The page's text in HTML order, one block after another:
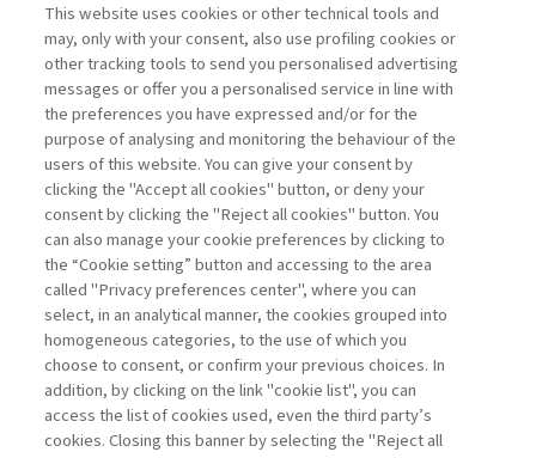
Sampietro Marco
Project
Management -
III edizione
ARCHIVIO
This website uses cookies or other technical tools and
may, only with your consent, also use profiling cookies or
other tracking tools to send you personalised advertising
messages or offer you a personalised service in line with
the preferences you have expressed and/or for the
purpose of analysing and monitoring the behaviour of the
users of this website. You can give your consent by
clicking the "Accept all cookies" button, or deny your
consent by clicking the "Reject all cookies" button. You
can also manage your cookie preferences by clicking to
the “Cookie setting” button and accessing to the area
called "Privacy preferences center", where you can
select, in an analytical manner, the cookies grouped into
homogeneous categories, to the use of which you
choose to consent, or confirm your previous choices. In
addition, by clicking on the link "cookie list", you can
access the list of cookies used, even the third party’s
cookies. Closing this banner by selecting the "Reject all